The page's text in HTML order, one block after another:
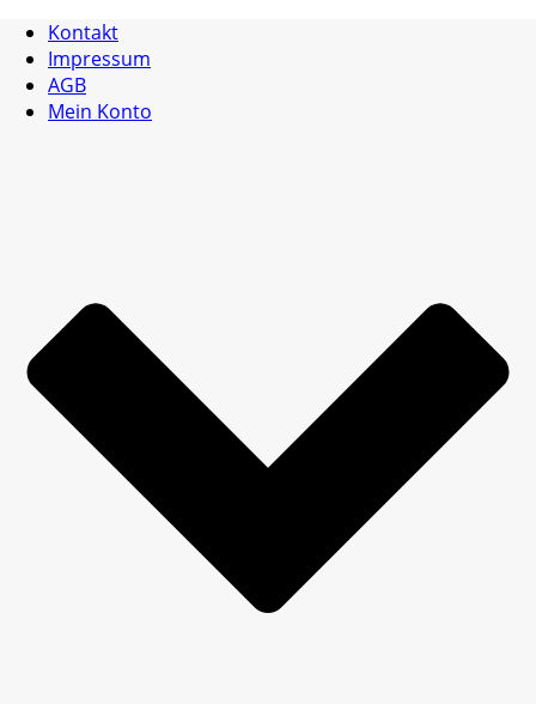
Kontakt
Impressum
AGB
Mein Konto